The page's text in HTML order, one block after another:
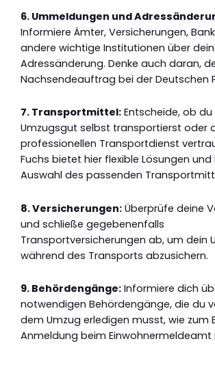
6. Ummeldungen und
Informiere Ämter, Versicherungen,
andere wichtige Institutionen über
Adressänderung. Denke auch daran,
Nachsendeauftrag bei der Deutschen
7. Transportmittel: Entscheide, ob du
Umzugsgut selbst transportierst oder
professionellen Transportdienst
Fuchs bietet hier flexible Lösungen
Auswahl des passenden
8. Versicherungen: Überprüfe deine
und schließe gegebenenfalls
Transportversicherungen ab, um dein
während des Transports abzusichern.
9. Behördengänge: Informiere dich
notwendigen Behördengänge, die du
dem Umzug erledigen musst, wie zum
Anmeldung beim Einwohnermeldeamt